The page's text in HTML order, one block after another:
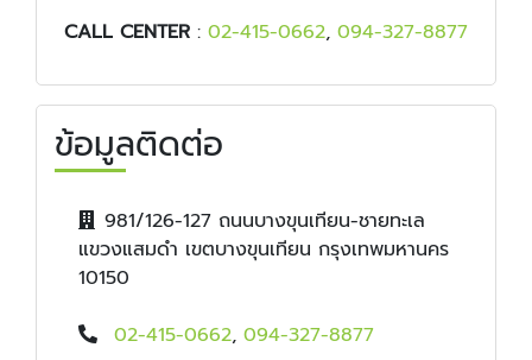
CALL CENTER : 02-415-0662, 094-327-8877
ข้อมูลติดต่อ
981/126-127 ถนนบางขุนเทียน-ชายทะเล
แขวงแสมดำ เขตบางขุนเทียน กรุงเทพมหานคร
10150
02-415-0662, 094-327-8877